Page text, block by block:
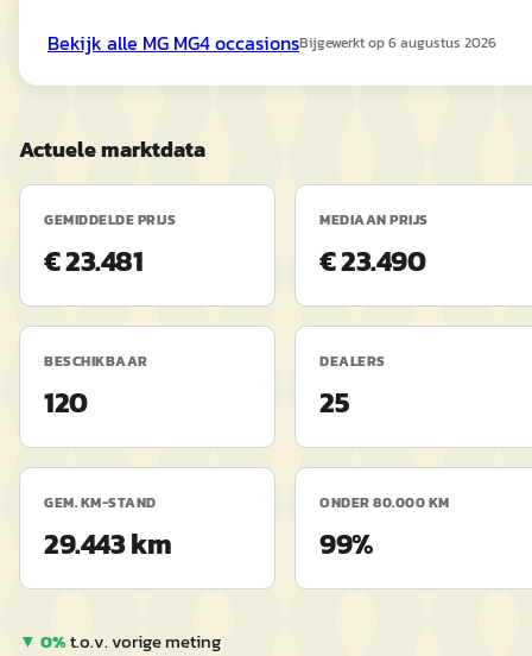
Bekijk alle MG MG4occasionsBijgewerkt op6 augustus 2026
Actuele marktdata
GEMIDDELDE PRIJS
€ 23.481
MEDIAAN PRIJS
€ 23.490
BESCHIKBAAR
120
DEALERS
25
GEM. KM-STAND
29.443 km
ONDER 80.000 KM
99%
▼ 0%t.o.v. vorige meting